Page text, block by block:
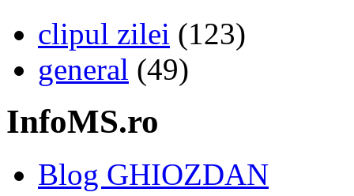
clipul zilei (123)
general (49)
InfoMS.ro
Blog GHIOZDAN